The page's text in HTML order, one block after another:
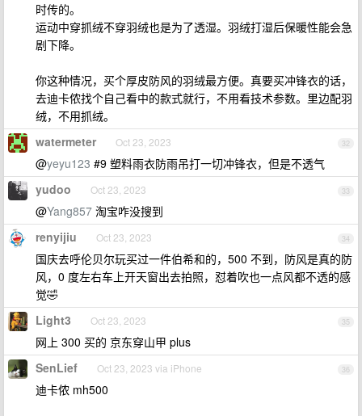
时传的。
运动中穿抓绒不穿羽绒也是为了透湿。羽绒打湿后保暖性能会急
剧下降。
你这种情况，买个厚皮防风的羽绒最方便。真要买冲锋衣的话，
去迪卡侬找个自己看中的款式就行，不用看技术参数。里边配羽
绒，不用抓绒。
32
watermeter Oct 23, 2023
@yeyu123 #9 塑料雨衣防雨吊打一切冲锋衣，但是不透气
33
yudoo Oct 23, 2023
@Yang857 淘宝咋没搜到
34
renyijiu Oct 23, 2023
国庆去呼伦贝尔玩买过一件伯希和的，500 不到，防风是真的防
风，0 度左右车上开天窗出去拍照，怼着吹也一点风都不透的感
觉🤣
35
Light3 Oct 23, 2023
网上 300 买的 京东穿山甲 plus
36
SenLief Oct 23, 2023 via iPhone
迪卡侬 mh500